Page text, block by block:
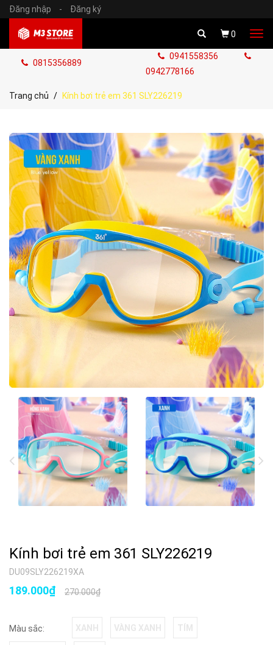
Đăng nhập - Đăng ký
0
0815356889
0941558356
0942778166
Trang chủ Kính bơi trẻ em 361 SLY226219
Kính bơi trẻ em 361 SLY226219
DU09SLY226219XA
270.000₫
189.000₫
Màu sắc: